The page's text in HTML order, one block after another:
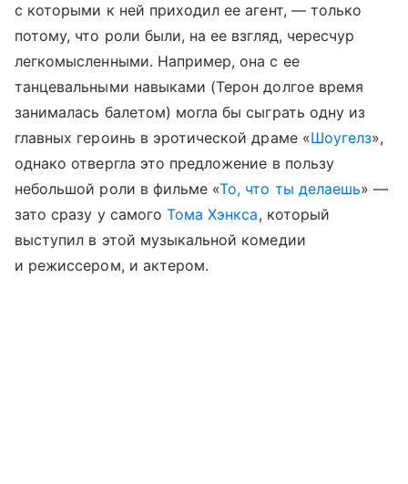
с которыми к ней приходил ее агент, — только
потому, что роли были, на ее взгляд, чересчур
легкомысленными. Например, она с ее
танцевальными навыками (Терон долгое время
занималась балетом) могла бы сыграть одну из
главных героинь в эротической драме «Шоугелз»,
однако отвергла это предложение в пользу
небольшой роли в фильме «То, что ты делаешь» —
зато сразу у самого Тома Хэнкса, который
выступил в этой музыкальной комедии
и режиссером, и актером.